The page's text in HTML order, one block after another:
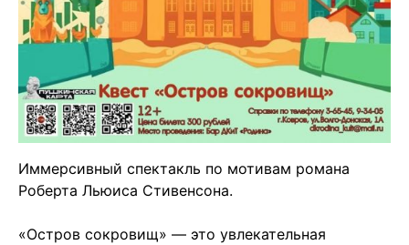
Иммерсивный спектакль по мотивам романа
Роберта Льюиса Стивенсона.
«Остров сокровищ» — это увлекательная